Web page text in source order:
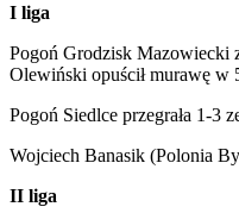
I liga
Pogoń Grodzisk Mazowiecki
Olewiński opuścił murawę w
Pogoń Siedlce przegrała 1-3
Wojciech Banasik (Polonia
II liga